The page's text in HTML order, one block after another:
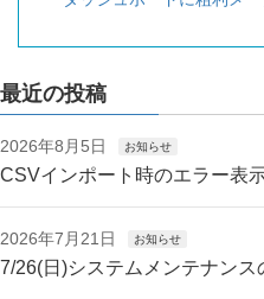
最近の投稿
2026年8月5日 お知らせ
CSVインポート時のエラー表
2026年7月21日 お知らせ
7/26(日)システムメンテナンス